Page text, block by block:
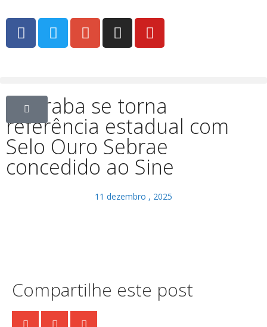
Uberaba se torna
referência estadual com
Selo Ouro Sebrae
concedido ao Sine
11 dezembro , 2025
Compartilhe este post